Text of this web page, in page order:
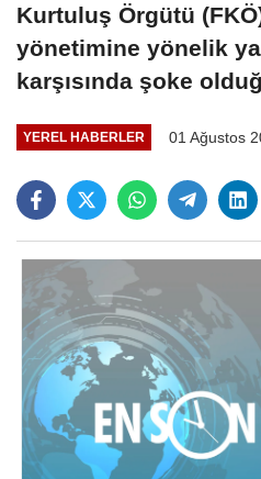
Kurtuluş Örgütü
yönetimine yönelik
karşısında şoke
YEREL HABERLER 01 Ağustos